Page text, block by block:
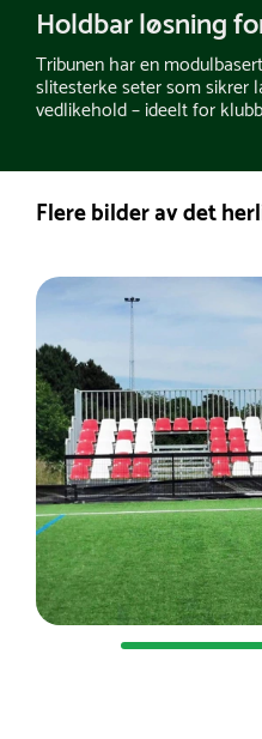
Holdbar løsning
Tribunen har en
slitesterke seter som sikrer
vedlikehold – ideelt for
Flere bilder av det